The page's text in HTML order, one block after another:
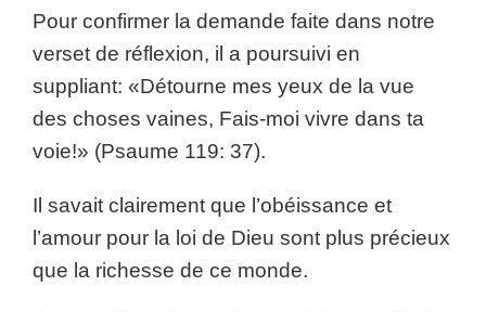
Pour confirmer la demande faite dans notre
verset de réflexion, il a poursuivi en
suppliant: «Détourne mes yeux de la vue
des choses vaines, Fais-moi vivre dans ta
voie!» (Psaume 119: 37).
Il savait clairement que l’obéissance et
l’amour pour la loi de Dieu sont plus précieux
que la richesse de ce monde.